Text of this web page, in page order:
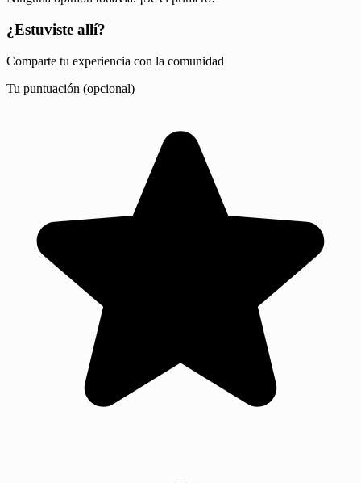
¿Estuviste allí?
Comparte tu experiencia con la comunidad
Tu puntuación (opcional)